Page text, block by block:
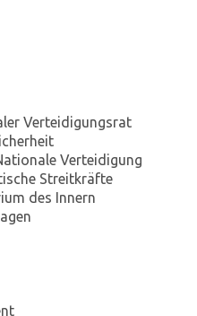
Verteidigungsrat
Verteidigung
Streitkräfte
des Innern